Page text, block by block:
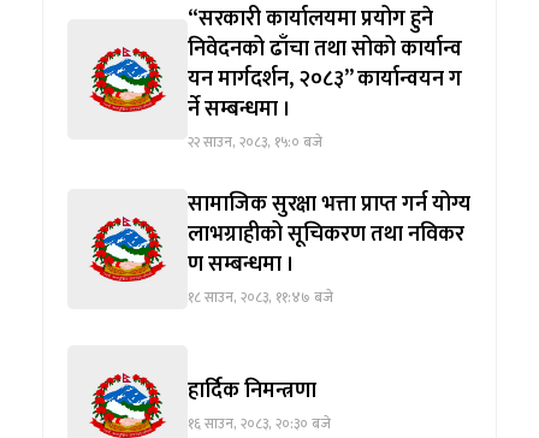
“सरकारी कार्यालयमा प्रयोग हुने
निवेदनको ढाँचा तथा सोको कार्यान्व
यन मार्गदर्शन, २०८३” कार्यान्वयन ग
र्ने सम्बन्धमा ।
२२ साउन, २०८३, १५:० बजे
सामाजिक सुरक्षा भत्ता प्राप्त गर्न योग्य
लाभग्राहीको सूचिकरण तथा नविकर
ण सम्बन्धमा ।
१८ साउन, २०८३, ११:४७ बजे
हार्दिक निमन्त्रणा
१६ साउन, २०८३, २०:३० बजे